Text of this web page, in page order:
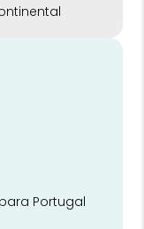
Portugal